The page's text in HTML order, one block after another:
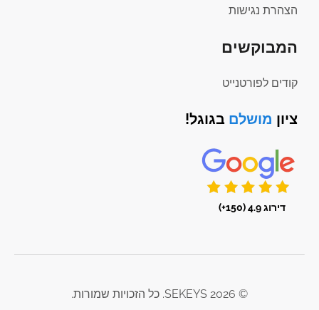
הצהרת נגישות
המבוקשים
קודים לפורטנייט
ציון מושלם בגוגל!
דירוג 4.9 (150+)
© 2026 SEKEYS. כל הזכויות שמורות.